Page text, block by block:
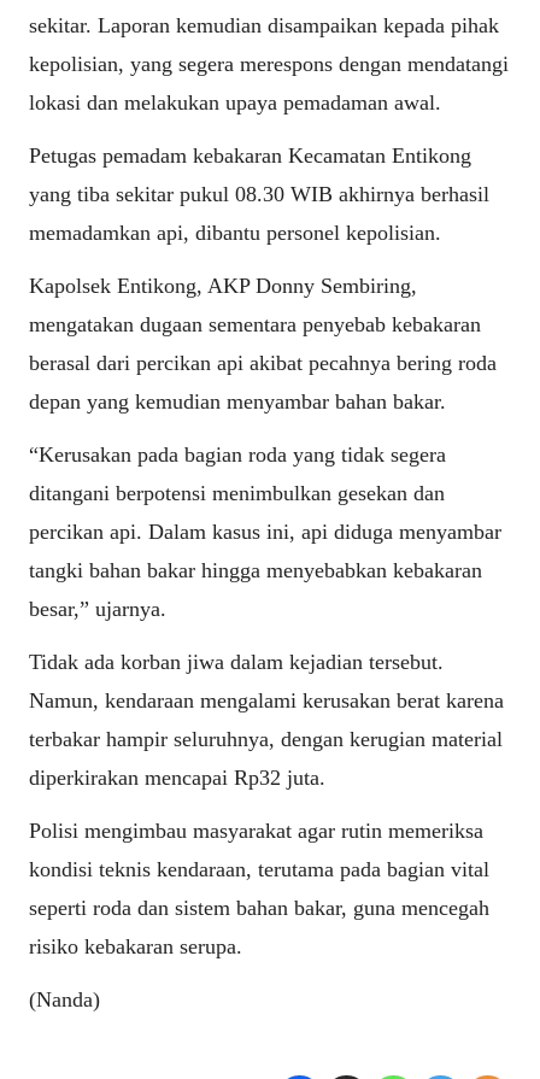
sekitar. Laporan kemudian disampaikan kepada pihak
kepolisian, yang segera merespons dengan mendatangi
lokasi dan melakukan upaya pemadaman awal.
Petugas pemadam kebakaran Kecamatan Entikong
yang tiba sekitar pukul 08.30 WIB akhirnya berhasil
memadamkan api, dibantu personel kepolisian.
Kapolsek Entikong, AKP Donny Sembiring,
mengatakan dugaan sementara penyebab kebakaran
berasal dari percikan api akibat pecahnya bering roda
depan yang kemudian menyambar bahan bakar.
“Kerusakan pada bagian roda yang tidak segera
ditangani berpotensi menimbulkan gesekan dan
percikan api. Dalam kasus ini, api diduga menyambar
tangki bahan bakar hingga menyebabkan kebakaran
besar,” ujarnya.
Tidak ada korban jiwa dalam kejadian tersebut.
Namun, kendaraan mengalami kerusakan berat karena
terbakar hampir seluruhnya, dengan kerugian material
diperkirakan mencapai Rp32 juta.
Polisi mengimbau masyarakat agar rutin memeriksa
kondisi teknis kendaraan, terutama pada bagian vital
seperti roda dan sistem bahan bakar, guna mencegah
risiko kebakaran serupa.
(Nanda)